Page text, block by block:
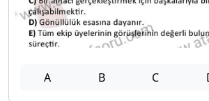
A B C